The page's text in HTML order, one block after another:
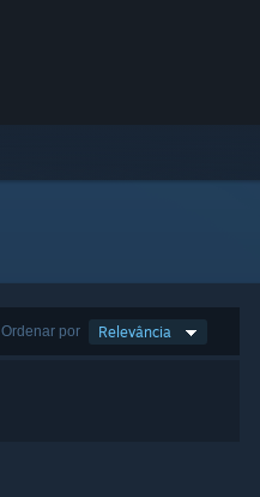
Ordenar por Relevância